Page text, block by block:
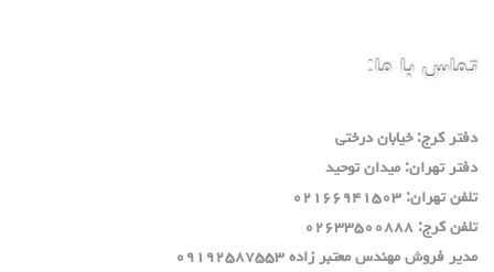
تماس با ما:
دفتر كرج: خيابان درختي
دفتر تهران: ميدان توحيد
تلفن تهران: ٠٢١٦٦٩٤١٥٠٣
تلفن كرج: ٠٢٦٣٣٥٠٠٨٨٨
مدير فروش مهندس معتبر زاده ٠٩١٩٢٥٨٧٥٥٣